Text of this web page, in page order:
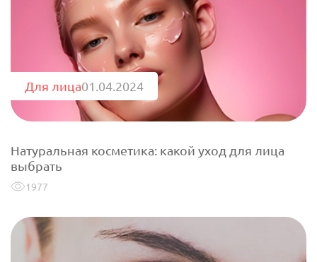
Для лица01.04.2024
Натуральная косметика: какой уход для лица
выбрать
1977